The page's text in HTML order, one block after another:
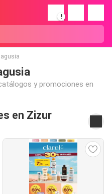
!
y promociones en
en Zizur